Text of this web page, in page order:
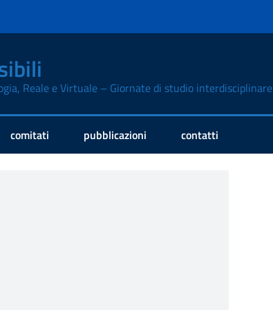
Reale e Virtuale – Giornate di studio interdisciplinare
comitati pubblicazioni contatti